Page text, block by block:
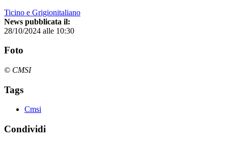
Ticino e Grigionitaliano
News pubblicata il:
28/10/2024 alle 10:30
Foto
© CMSI
Tags
Cmsi
Condividi